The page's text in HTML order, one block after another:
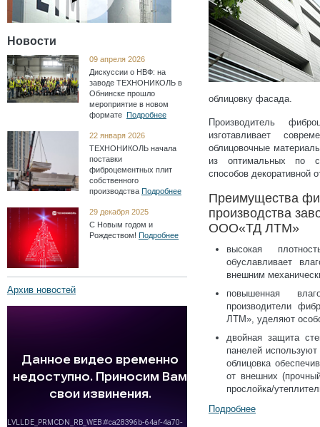
Новости
09 апреля 2026
Дискуссии о НВФ: на
заводе ТЕХНОНИКОЛЬ в
Обнинске прошло
мероприятие в новом
формате Подробнее
22 января 2026
ТЕХНОНИКОЛЬ начала
поставки
фиброцементных плит
собственного
производства Подробнее
29 декабря 2025
С Новым годом и
Рождеством! Подробнее
Архив новостей
облицовку фасада.
Производитель
изготавливает
облицовочные
из оптимальных по
способов декоративной
Преимущества
производства
OOO«ТД ЛТМ»
высокая
обуславливает
внешним
повышенная
производители
ЛТМ», уделяют
двойная защита
панелей
облицовка
от внешних
прослойка/
Подробнее